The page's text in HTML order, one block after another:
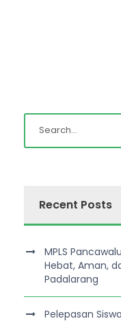
Recent Posts
MPLS
Hebat, Aman,
Padalarang
Pelepasan